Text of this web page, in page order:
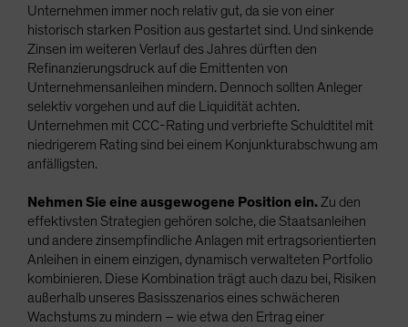
Unternehmen immer noch relativ gut, da sie von einer
historisch starken Position aus gestartet sind. Und sinkende
Zinsen im weiteren Verlauf des Jahres dürften den
Refinanzierungsdruck auf die Emittenten von
Unternehmensanleihen mindern. Dennoch sollten Anleger
selektiv vorgehen und auf die Liquidität achten.
Unternehmen mit CCC-Rating und verbriefte Schuldtitel mit
niedrigerem Rating sind bei einem Konjunkturabschwung am
anfälligsten.
Nehmen Sie eine ausgewogene Position ein. Zu den
effektivsten Strategien gehören solche, die Staatsanleihen
und andere zinsempfindliche Anlagen mit ertragsorientierten
Anleihen in einem einzigen, dynamisch verwalteten Portfolio
kombinieren. Diese Kombination trägt auch dazu bei, Risiken
außerhalb unseres Basisszenarios eines schwächeren
Wachstums zu mindern – wie etwa den Ertrag einer